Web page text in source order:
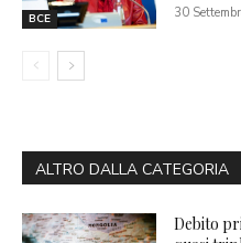
BCE 30
ALTRO DALLA CATEGORIA
Debito